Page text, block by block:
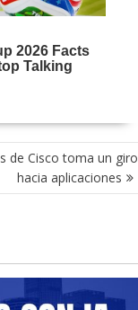
de Cisco toma un giro
hacia aplicaciones